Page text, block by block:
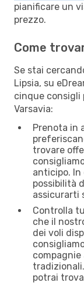
pianificare un
prezzo.
Come
Se stai
Lipsia, su
cinque consigli
Varsavia:
Prenota in
trovare
anticipo. In
possibilità
assicurarti
Controlla
che il
dei voli
potrai